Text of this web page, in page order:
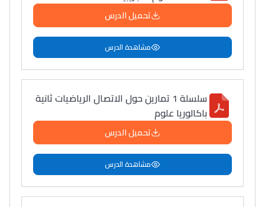
تحميل الدرس
مشاهدة الدرس
سلسلة 1 تمارين حول الاتصال الرياضيات ثانية
باكالوريا علوم
تحميل الدرس
مشاهدة الدرس